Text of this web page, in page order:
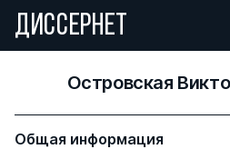
ДИССЕРНЕТ
Островская
Общая информация